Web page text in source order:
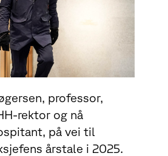
professor,
rektor og nå
på vei til
årstale i 2025.